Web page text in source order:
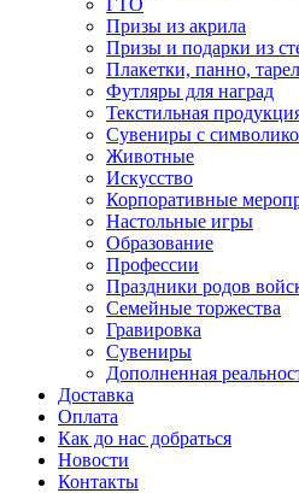
ГТО
Призы из акрила
Призы и подарки из
Плакетки, панно,
Футляры для наград
Текстильная
Сувениры с
Животные
Искусство
Корпоративные
Настольные игры
Образование
Профессии
Праздники родов
Семейные торжества
Гравировка
Сувениры
Дополненная
Доставка
Оплата
Как до нас добраться
Новости
Контакты